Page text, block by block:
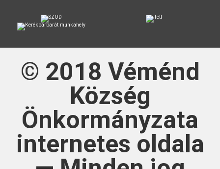
© 2018 Véménd
Község
Önkormányzata
internetes oldala